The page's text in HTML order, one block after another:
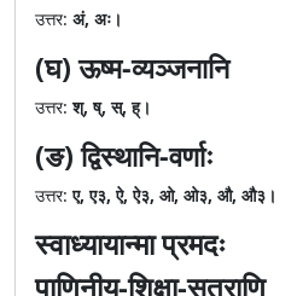
उत्तर: अं, अः।
(घ) ऊष्म-व्यञ्जनानि
उत्तर:श्, ष्, स्, ह्।
(ङ) द्विस्थानि-वर्णाः
उत्तर:ए, ए३, ऐ, ऐ३, ओ, ओ३, औ, औ३।
स्वाध्यायान्मा प्रमदः
पाणिनीय-शिक्षा-सूत्राणि